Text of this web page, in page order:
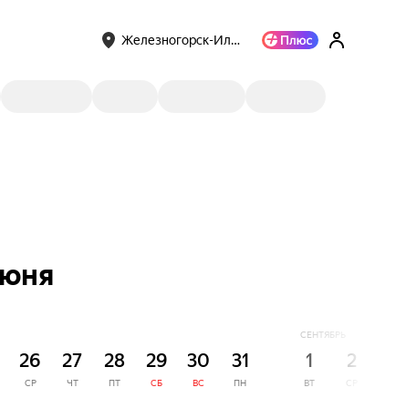
Железногорск-Ил…
26
СР
27
ЧТ
28
ПТ
29
СБ
30
ВС
31
ПН
СЕНТЯБРЬ
1
ВТ
2